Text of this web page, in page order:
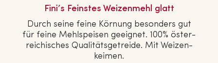
Fini’s Feinstes Wei­zen­mehl glatt
Durch seine feine Körnung besonders gut
für feine Mehl­spei­sen geeignet. 100% ös­ter­
rei­chi­sches Qua­li­täts­ge­trei­de. Mit Wei­zen­
kei­men.